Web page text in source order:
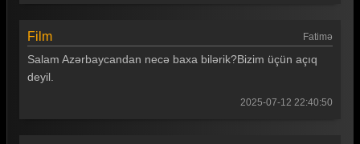
Teşkilat 65. Bölüm
Film Fatimə
Salam Azərbaycandan necə baxa bilərik?Bizim üçün açıq
deyil.
2025-07-12 22:40:50